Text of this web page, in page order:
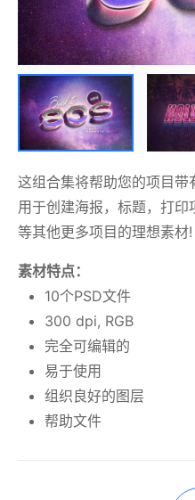
这组合集将帮助您的项目
用于创建海报，标题，打
等其他更多项目的理想素材!
素材特点：
10个PSD文件
300 dpi, RGB
完全可编辑的
易于使用
组织良好的图层
帮助文件